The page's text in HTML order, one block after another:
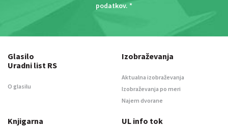
podatkov. *
Glasilo
Uradni list RS
O glasilu
Izobraževanja
Aktualna izobraževanja
Izobraževanja po meri
Najem dvorane
Knjigarna UL info tok